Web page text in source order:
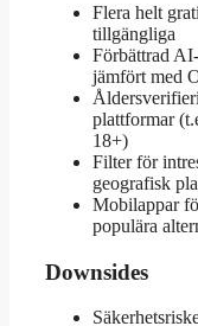
Flera helt
tillgängliga
Förbättrad
jämfört med
plattformar
18+)
Filter för
geografisk
Mobilappar
populära
Downsides